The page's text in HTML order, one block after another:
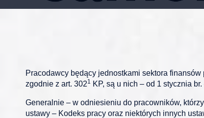
Pracodawcy będący jednostkami sektora
zgodnie z art. 3021 KP, są u nich – od 1 stycznia
Generalnie – w odniesieniu do pracowników,
ustawy – Kodeks pracy oraz niektórych innych